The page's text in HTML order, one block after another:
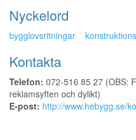
Nyckelord
bygglovsritningar
Kontakta
Telefon: 072-516 85 27 (OBS:
reklamsyften och dylikt)
E-post: http://www.hebygg.se/